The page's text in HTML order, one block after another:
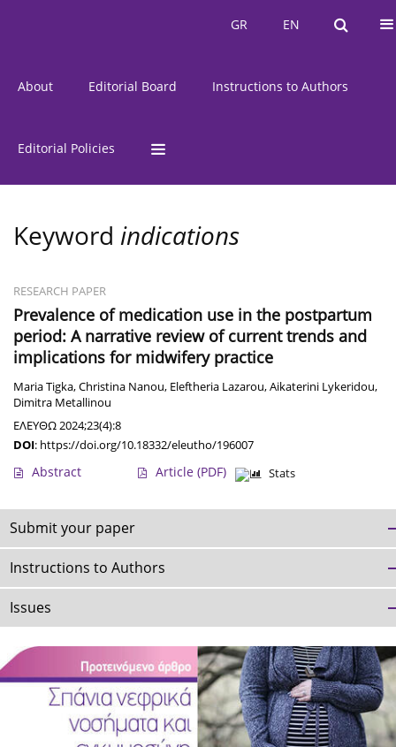
EN
GR EN
GR
About Editorial Board Instructions to Authors
Editorial Policies
Keyword indications
RESEARCH PAPER
Prevalence of medication use in the postpartum
period: A narrative review of current trends and
implications for midwifery practice
Maria Tigka,Christina Nanou, Eleftheria Lazarou,Aikaterini Lykeridou,
Dimitra Metallinou
ΕΛΕΥΘΩ 2024;23(4):8
DOI: https://doi.org/10.18332/eleutho/196007
Abstract Article (PDF) Stats
Submit your paper
Instructions to Authors
Issues